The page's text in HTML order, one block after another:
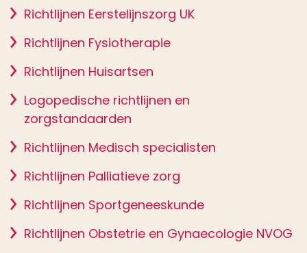
Richtlijnen Eerstelijnszorg UK
Richtlijnen Fysiotherapie
Richtlijnen Huisartsen
Logopedische richtlijnen en
zorgstandaarden
Richtlijnen Medisch specialisten
Richtlijnen Palliatieve zorg
Richtlijnen Sportgeneeskunde
Richtlijnen Obstetrie en Gynaecologie NVOG